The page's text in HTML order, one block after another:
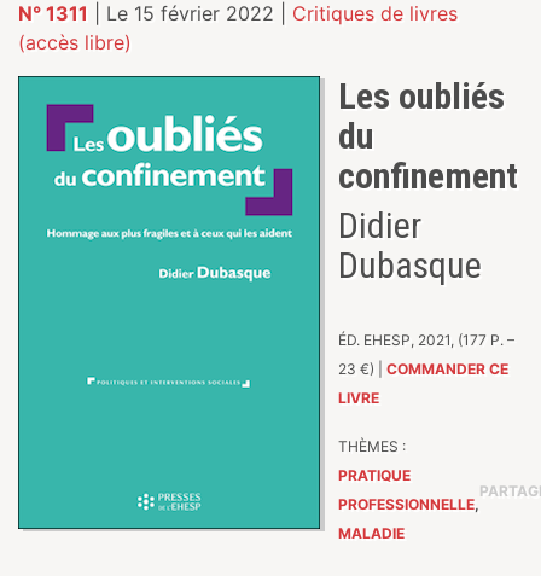
N° 1311 | Le 15 février 2022 | Critiques de livres
(accès libre)
Les oubliés
du
confinement
Didier
Dubasque
ÉD. EHESP, 2021, (177 P. –
23 €) | COMMANDER CE
LIVRE
THÈMES :
PRATIQUE
PROFESSIONNELLE,
MALADIE